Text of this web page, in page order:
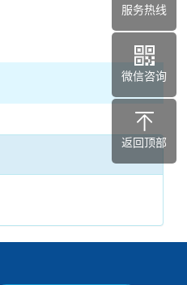
服务热线
微信咨询
返回顶部